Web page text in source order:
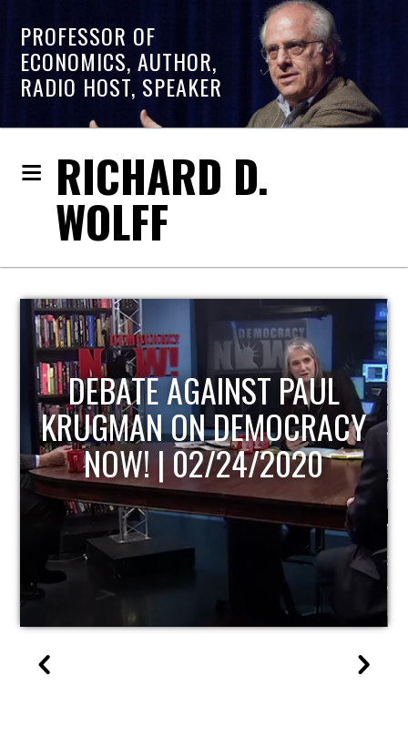
PROFESSOR OF
ECONOMICS, AUTHOR,
RADIO HOST, SPEAKER
RICHARD D.
WOLFF
DEBATE AGAINST PAUL
KRUGMAN ON DEMOCRACY
NOW! | 02/24/2020